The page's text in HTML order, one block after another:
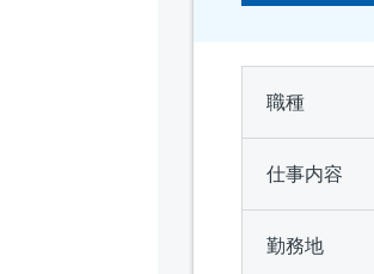
職種
仕事内容
勤務地